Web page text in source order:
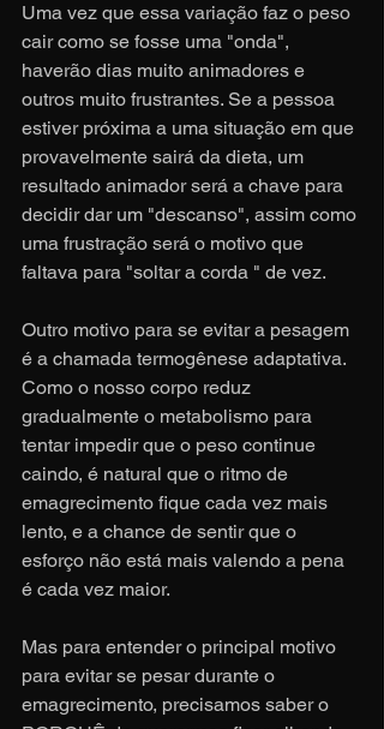
Uma vez que essa variação faz o peso
cair como se fosse uma "onda",
haverão dias muito animadores e
outros muito frustrantes. Se a pessoa
estiver próxima a uma situação em que
provavelmente sairá da dieta, um
resultado animador será a chave para
decidir dar um "descanso", assim como
uma frustração será o motivo que
faltava para "soltar a corda " de vez.
Outro motivo para se evitar a pesagem
é a chamada termogênese adaptativa.
Como o nosso corpo reduz
gradualmente o metabolismo para
tentar impedir que o peso continue
caindo, é natural que o ritmo de
emagrecimento fique cada vez mais
lento, e a chance de sentir que o
esforço não está mais valendo a pena
é cada vez maior.
Mas para entender o principal motivo
para evitar se pesar durante o
emagrecimento, precisamos saber o